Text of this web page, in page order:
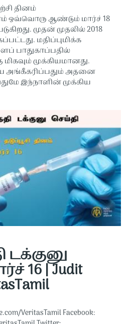
தினம்
ஒவ்வொரு ஆண்டும் மார்ச் 18
முதன் முதலில் 2018
மதிப்புமிக்க
பாதுகாப்பதில்
மிகவும் முக்கியமானது.
அங்கீகரிப்பதும் அதனை
இந்நாளின் முக்கிய
டக்குனு
16 | Judit
VeritasTamil​​ Facebook: